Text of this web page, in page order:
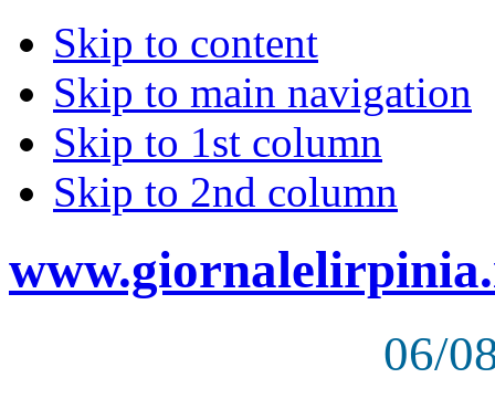
Skip to content
Skip to main navigation
Skip to 1st column
Skip to 2nd column
06/